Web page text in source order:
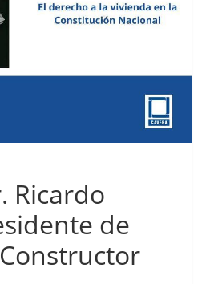
Ricardo
de
Constructor